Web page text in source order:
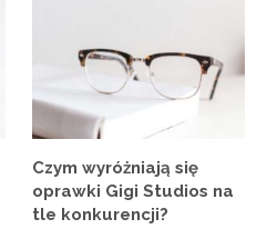
Czym wyróżniają się
oprawki Gigi Studios na
tle konkurencji?